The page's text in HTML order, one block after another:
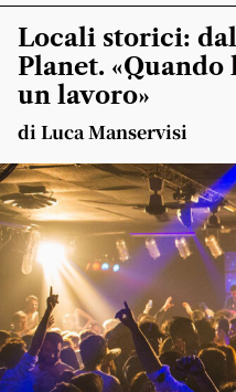
Locali storici:
Planet. «Quando
un lavoro»
di Luca Manservisi